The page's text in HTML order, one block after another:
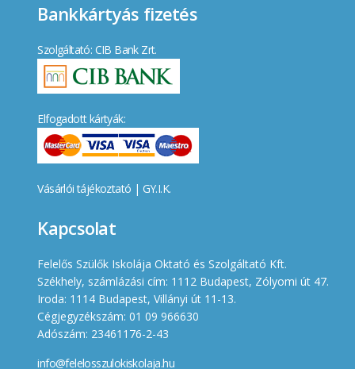
Bankkártyás fizetés
Szolgáltató: CIB Bank Zrt.
Elfogadott kártyák:
Vásárlói tájékoztató | GY.I.K.
Kapcsolat
Felelős Szülők Iskolája Oktató és Szolgáltató Kft.
Székhely, számlázási cím: 1112 Budapest, Zólyomi út 47.
Iroda: 1114 Budapest, Villányi út 11-13.
Cégjegyzékszám: 01 09 966630
Adószám: 23461176-2-43
info@felelosszulokiskolaja.hu